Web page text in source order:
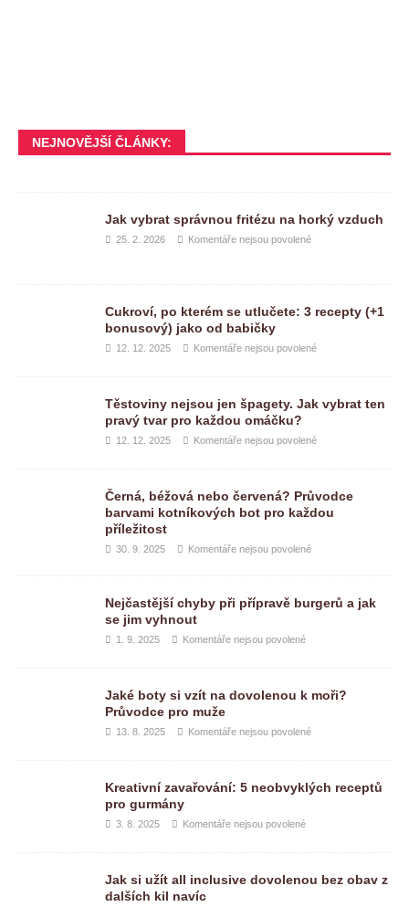
NEJNOVĚJŠÍ ČLÁNKY:
Jak vybrat správnou fritézu na horký vzduch
25. 2. 2026 Komentáře nejsou povolené
Cukroví, po kterém se utlučete: 3 recepty (+1
bonusový) jako od babičky
12. 12. 2025 Komentáře nejsou povolené
Těstoviny nejsou jen špagety. Jak vybrat ten
pravý tvar pro každou omáčku?
12. 12. 2025 Komentáře nejsou povolené
Černá, béžová nebo červená? Průvodce
barvami kotníkových bot pro každou
příležitost
30. 9. 2025 Komentáře nejsou povolené
Nejčastější chyby při přípravě burgerů a jak
se jim vyhnout
1. 9. 2025 Komentáře nejsou povolené
Jaké boty si vzít na dovolenou k moři?
Průvodce pro muže
13. 8. 2025 Komentáře nejsou povolené
Kreativní zavařování: 5 neobvyklých receptů
pro gurmány
3. 8. 2025 Komentáře nejsou povolené
Jak si užít all inclusive dovolenou bez obav z
dalších kil navíc